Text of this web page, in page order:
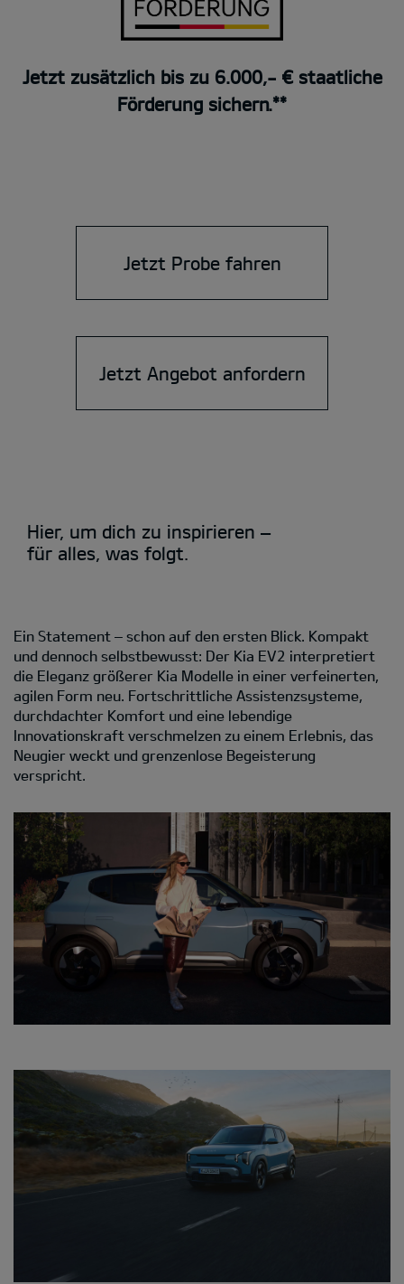
Jetzt zusätzlich bis zu 6.000,- € staatliche
Förderung sichern.**
Jetzt Probe fahren
Jetzt Angebot anfordern
Hier, um dich zu inspirieren –
für alles, was folgt.
Ein Statement – schon auf den ersten Blick. Kompakt
und dennoch selbstbewusst: Der Kia EV2 interpretiert
die Eleganz größerer Kia Modelle in einer verfeinerten,
agilen Form neu. Fortschrittliche Assistenzsysteme,
durchdachter Komfort und eine lebendige
Innovationskraft verschmelzen zu einem Erlebnis, das
Neugier weckt und grenzenlose Begeisterung
verspricht.